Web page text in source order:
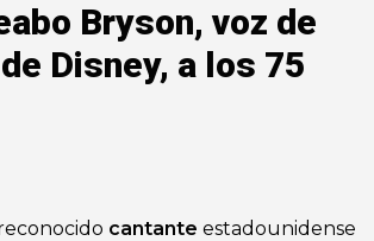
Bryson, voz de
Disney, a los 75
cantante estadounidense